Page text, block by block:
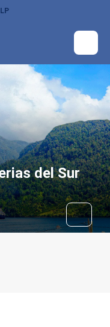
del Sur